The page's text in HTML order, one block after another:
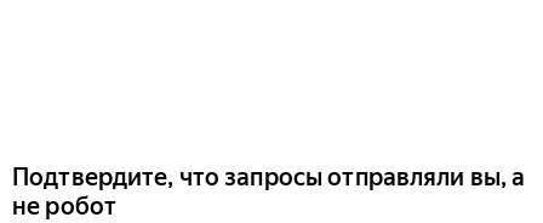
Подтвердите, что запросы отправляли вы, а
не робот